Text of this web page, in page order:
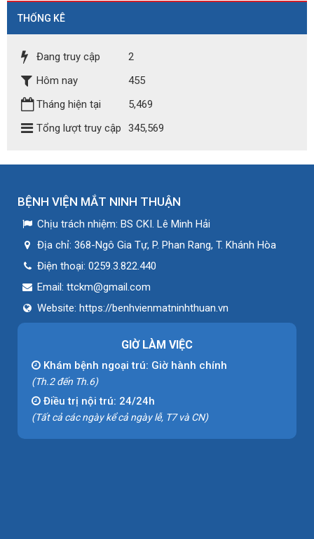
THỐNG KÊ
Đang truy cập
2
Hôm nay
455
Tháng hiện tại
5,469
Tổng lượt truy cập
345,569
BỆNH VIỆN MẮT NINH THUẬN
Chịu trách nhiệm: BS CKI. Lê Minh Hải
Địa chỉ: 368-Ngô Gia Tự, P. Phan Rang, T. Khánh Hòa
Điện thoại: 0259.3.822.440
Email: ttckm@gmail.com
Website: https://benhvienmatninhthuan.vn
GIỜ LÀM VIỆC
Khám bệnh ngoại trú: Giờ hành chính
(Th.2 đến Th.6)
Điều trị nội trú: 24/24h
(Tất cả các ngày kể cả ngày lễ, T7 và CN)